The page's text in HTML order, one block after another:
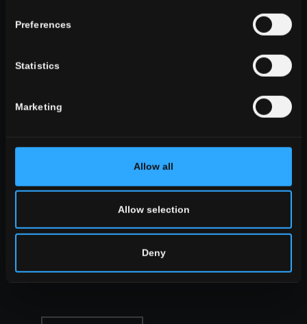
Preferences
Statistics
Marketing
Allow all
Allow selection
Deny
salle à manger
chambre à coucher
aspect bois